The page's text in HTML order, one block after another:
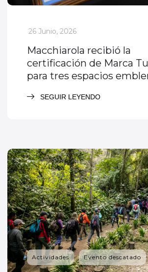
_
26 Junio, 2026
Macchiarola recibió la
certificación de Marca
para tres espacios
SEGUIR LEYENDO
Actividades Evento descatado